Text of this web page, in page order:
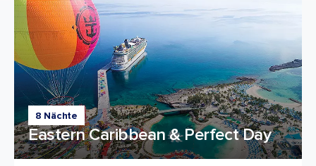
8 Nächte
Eastern Caribbean & Perfect Day